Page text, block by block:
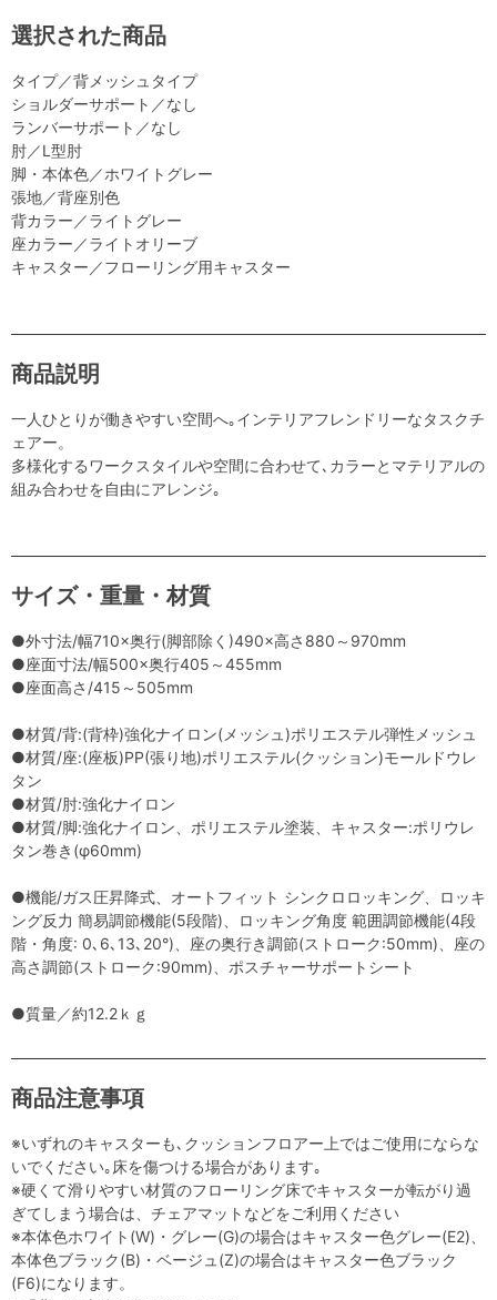
選択された商品
タイプ／背メッシュタイプ
ショルダーサポート／なし
ランバーサポート／なし
肘／L型肘
脚・本体色／ホワイトグレー
張地／背座別色
背カラー／ライトグレー
座カラー／ライトオリーブ
キャスター／フローリング用キャスター
商品説明
一人ひとりが働きやすい空間へ｡インテリアフレンドリーなタスクチ
ェアー。
多様化するワークスタイルや空間に合わせて､カラーとマテリアルの
組み合わせを自由にアレンジ｡
サイズ・重量・材質
●外寸法/幅710×奥行(脚部除く)490×高さ880～970mm
●座面寸法/幅500×奥行405～455mm
●座面高さ/415～505mm
●材質/背:(背枠)強化ナイロン(メッシュ)ポリエステル弾性メッシュ
●材質/座:(座板)PP(張り地)ポリエステル(クッション)モールドウレ
タン
●材質/肘:強化ナイロン
●材質/脚:強化ナイロン、ポリエステル塗装、キャスター:ポリウレ
タン巻き(φ60mm)
●機能/ガス圧昇降式、オートフィット シンクロロッキング、ロッキ
ング反力 簡易調節機能(5段階)、ロッキング角度 範囲調節機能(4段
階・角度: 0､6､13､20°)、座の奥行き調節(ストローク:50mm)、座の
高さ調節(ストローク:90mm)、ポスチャーサポートシート
●質量／約12.2ｋｇ
商品注意事項
※いずれのキャスターも､クッションフロアー上ではご使用にならな
いでください｡床を傷つける場合があります｡
※硬くて滑りやすい材質のフローリング床でキャスターが転がり過
ぎてしまう場合は、チェアマットなどをご利用ください
※本体色ホワイト(W)・グレー(G)の場合はキャスター色グレー(E2)、
本体色ブラック(B)・ベージュ(Z)の場合はキャスター色ブラック
(F6)になります。